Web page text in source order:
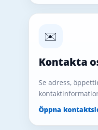
✉️
Kontakta
Se adress,
Öppna